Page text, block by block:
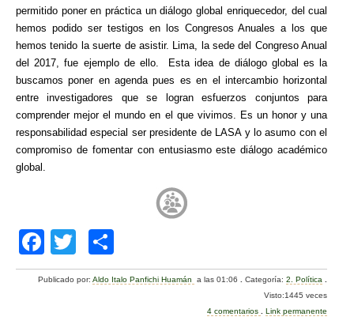
permitido poner en práctica un diálogo global enriquecedor, del cual
hemos podido ser testigos en los Congresos Anuales a los que
hemos tenido la suerte de asistir. Lima, la sede del Congreso Anual
del 2017, fue ejemplo de ello. Esta idea de diálogo global es la
buscamos poner en agenda pues es en el intercambio horizontal
entre investigadores que se logran esfuerzos conjuntos para
comprender mejor el mundo en el que vivimos. Es un honor y una
responsabilidad especial ser presidente de LASA y lo asumo con el
compromiso de fomentar con entusiasmo este diálogo académico
global.
F
a
wi
tt
o
m
Publicado por:Aldo Italo Panfichi Huamán a las 01:06.Categoría:2. Política .
Visto:1445 veces
4 comentarios. Link permanente